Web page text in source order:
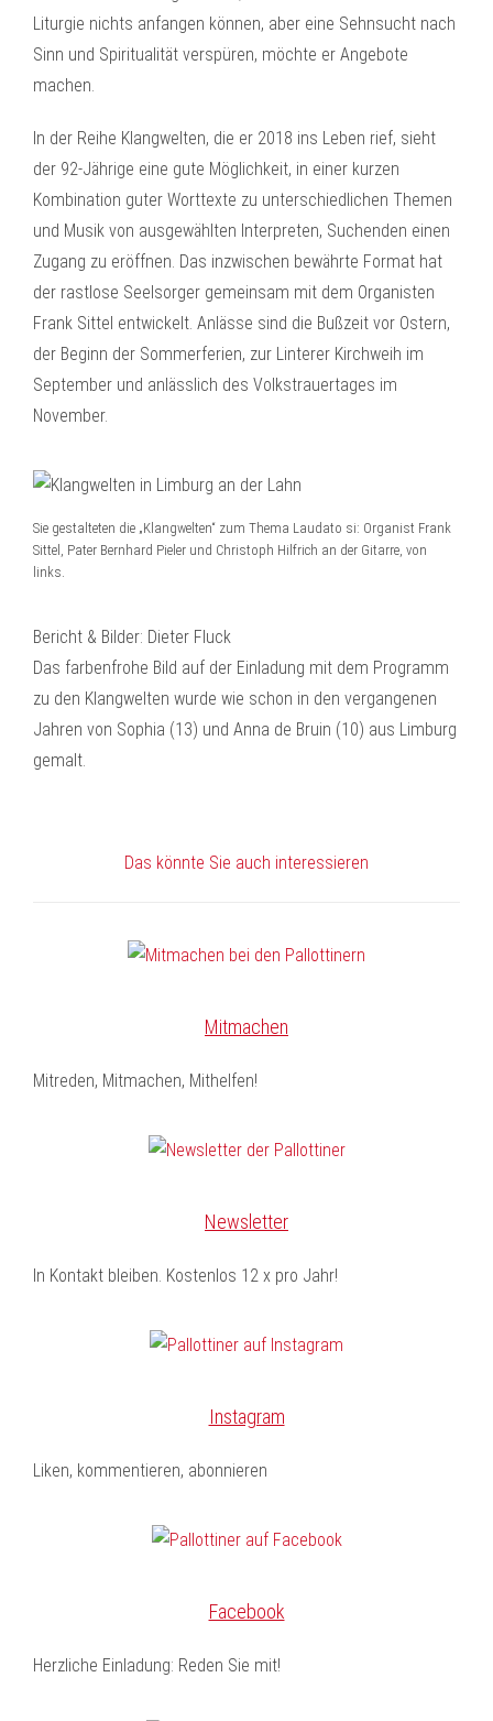
Liturgie nichts anfangen können, aber eine Sehnsucht nach
Sinn und Spiritualität verspüren, möchte er Angebote
machen.
In der Reihe Klangwelten, die er 2018 ins Leben rief, sieht
der 92-Jährige eine gute Möglichkeit, in einer kurzen
Kombination guter Worttexte zu unterschiedlichen Themen
und Musik von ausgewählten Interpreten, Suchenden einen
Zugang zu eröffnen. Das inzwischen bewährte Format hat
der rastlose Seelsorger gemeinsam mit dem Organisten
Frank Sittel entwickelt. Anlässe sind die Bußzeit vor Ostern,
der Beginn der Sommerferien, zur Linterer Kirchweih im
September und anlässlich des Volkstrauertages im
November.
Sie gestalteten die „Klangwelten“ zum Thema Laudato si: Organist Frank
Sittel, Pater Bernhard Pieler und Christoph Hilfrich an der Gitarre, von
links.
Bericht & Bilder: Dieter Fluck
Das farbenfrohe Bild auf der Einladung mit dem Programm
zu den Klangwelten wurde wie schon in den vergangenen
Jahren von Sophia (13) und Anna de Bruin (10) aus Limburg
gemalt.
Das könnte Sie auch interessieren
Mitmachen
Mitreden, Mitmachen, Mithelfen!
Newsletter
In Kontakt bleiben. Kostenlos 12 x pro Jahr!
Instagram
Liken, kommentieren, abonnieren
Facebook
Herzliche Einladung: Reden Sie mit!